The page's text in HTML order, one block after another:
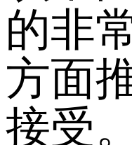
的非
方面
接受